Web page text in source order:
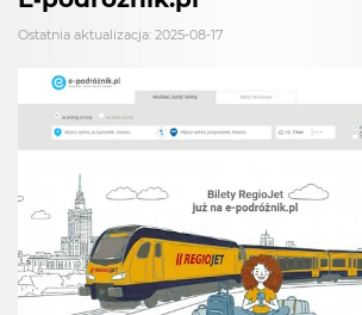
Ostatnia aktualizacja: 2025-08-17